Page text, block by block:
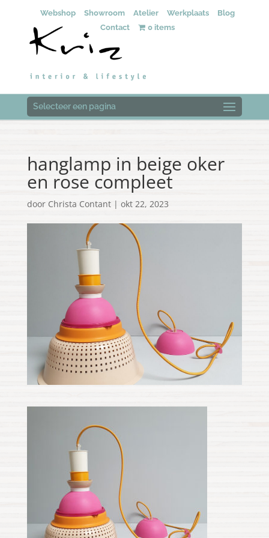
Webshop Showroom Atelier Werkplaats
Blog
Contact
0 items
Selecteer een pagina
hanglamp in beige oker
en rose compleet
door Christa Contant| okt 22, 2023